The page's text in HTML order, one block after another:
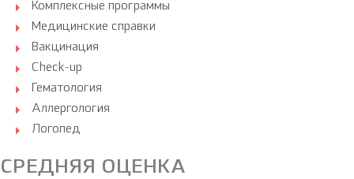
Комплексные программы
Медицинские справки
Вакцинация
Check-up
Гематология
Аллергология
Логопед
СРЕДНЯЯ ОЦЕНКА